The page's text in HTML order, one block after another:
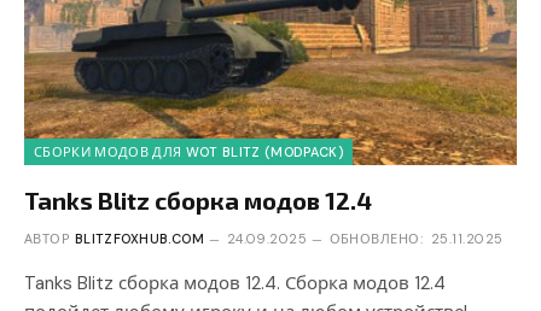
СБОРКИ МОДОВ ДЛЯ WOT BLITZ (MODPACK)
Tanks Blitz сборка модов 12.4
АВТОР BLITZFOXHUB.COM 24.09.2025 ОБНОВЛЕНО: 25.11.2025
Tanks Blitz сборка модов 12.4. Сборка модов 12.4